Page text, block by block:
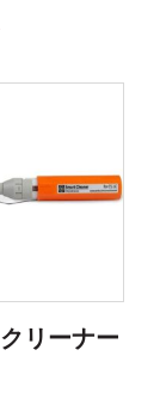
リーナー